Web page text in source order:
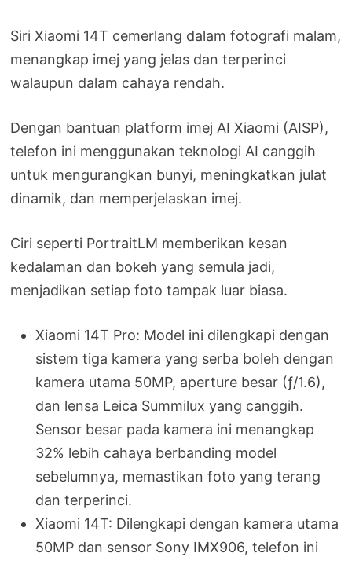
Siri Xiaomi 14T cemerlang dalam fotografi malam,
menangkap imej yang jelas dan terperinci
walaupun dalam cahaya rendah.
Dengan bantuan platform imej AI Xiaomi (AISP),
telefon ini menggunakan teknologi AI canggih
untuk mengurangkan bunyi, meningkatkan julat
dinamik, dan memperjelaskan imej.
Ciri seperti PortraitLM memberikan kesan
kedalaman dan bokeh yang semula jadi,
menjadikan setiap foto tampak luar biasa.
Xiaomi 14T Pro: Model ini dilengkapi dengan
sistem tiga kamera yang serba boleh dengan
kamera utama 50MP, aperture besar (ƒ/1.6),
dan lensa Leica Summilux yang canggih.
Sensor besar pada kamera ini menangkap
32% lebih cahaya berbanding model
sebelumnya, memastikan foto yang terang
dan terperinci.
Xiaomi 14T: Dilengkapi dengan kamera utama
50MP dan sensor Sony IMX906, telefon ini